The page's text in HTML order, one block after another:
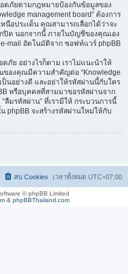
ดภัยตามกฎหมายป้องกันข้อมูลของ
management board” ต้องการ
หนือประเด็น คุณสามารถเลือกได้ว่าจะ
ปิด นอกจากนี้ ภายในบัญชีของคุณเอง
mail อัตโนมัติจาก ซอฟท์แวร์ phpBB
ภัย อย่างไรก็ตาม เราไม่แนะนำให้
ของคุณมีความสำคัญต่อ “Knowledge
ป็นอย่างดี และอย่าให้รหัสผ่านนี้กับใคร
หรือบุคคลที่สามมาขอรหัสผ่านจาก
มรหัสผ่าน” ที่เรามีให้ กระบวนการนี้
phpBB จะสร้างรหัสผ่านใหม่ให้กับ
เวลาทั้งหมด UTC+07:00
ลบ Cookies
© phpBB Limited
& phpBBThailand.com